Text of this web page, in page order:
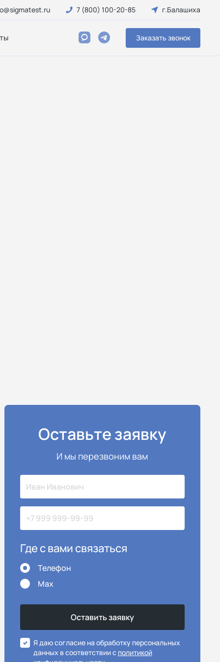
7 (800) 100-20-85 г.Балашиха
Заказать звонок
Оставьте заявку
И мы перезвоним вам
Где с вами связаться
Телефон
Max
Я даю согласие на обработку персональных
данных в соответствии с политикой